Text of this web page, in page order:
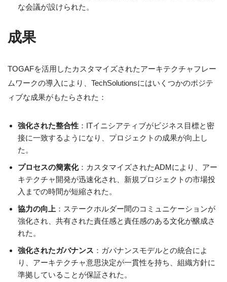
な会議が設けられた。
成果
TOGAFを活用したカスタマイズされたアーキテクチャフレー
ムワークの導入により、TechSolutionsにはいくつかのポジテ
ィブな成果がもたらされた：
強化された整合性 ：ITイニシアティブがビジネス目標と密
接に一致するようになり、プロジェクトの成果が向上し
た。
プロセスの簡素化：カスタマイズされたADMにより、アー
キテクチャ開発が迅速化され、新規プロジェクトの市場投
入までの時間が短縮された。
協力の向上 ：ステークホルダー間のコミュニケーションが
強化され、共有された責任感と責任感のある文化が醸成さ
れた。
強化されたガバナンス ：ガバナンスモデルとの統合によ
り、アーキテクチャ意思決定が一貫性を持ち、組織方針に
準拠していることが保証された。